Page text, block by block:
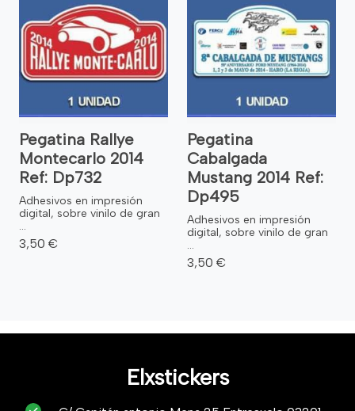
Pegatina Rallye
Montecarlo 2014
Ref: Dp732
Adhesivos en impresión
digital, sobre vinilo de gran
...
3,50 €
Pegatina
Cabalgada
Mustang 2014 Ref:
Dp495
Adhesivos en impresión
digital, sobre vinilo de gran
...
3,50 €
Elxstickers